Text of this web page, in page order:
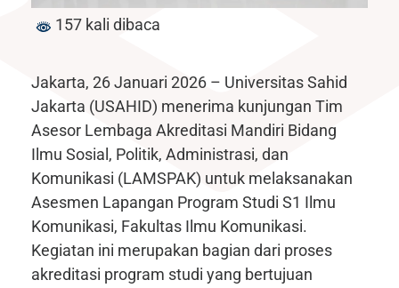
157 kali dibaca
Jakarta, 26 Januari 2026 – Universitas Sahid
Jakarta (USAHID) menerima kunjungan Tim
Asesor Lembaga Akreditasi Mandiri Bidang
Ilmu Sosial, Politik, Administrasi, dan
Komunikasi (LAMSPAK) untuk melaksanakan
Asesmen Lapangan Program Studi S1 Ilmu
Komunikasi, Fakultas Ilmu Komunikasi.
Kegiatan ini merupakan bagian dari proses
akreditasi program studi yang bertujuan